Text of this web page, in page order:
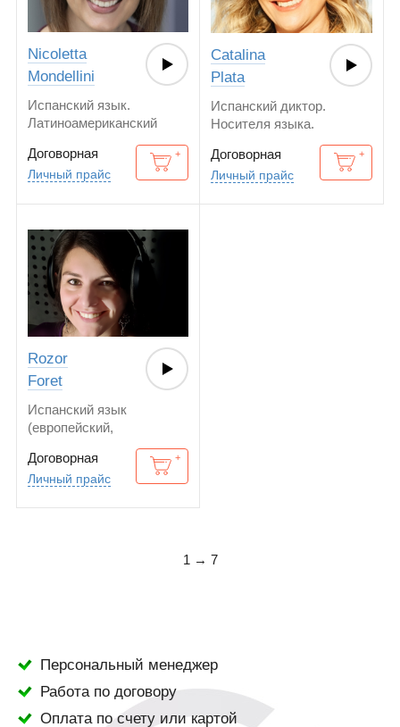
Nicoletta
Mondellini
Испанский язык.
Латиноамериканский
Американский
английский.
Договорная
Личный прайс
Catalina
Plata
Испанский диктор.
Носителя языка.
Договорная
Личный прайс
Rozor
Foret
Испанский язык
(европейский,
каталонский). Носитель
языка
Договорная
Личный прайс
1 → 7
Персональный менеджер
Работа по договору
Оплата по счету или картой